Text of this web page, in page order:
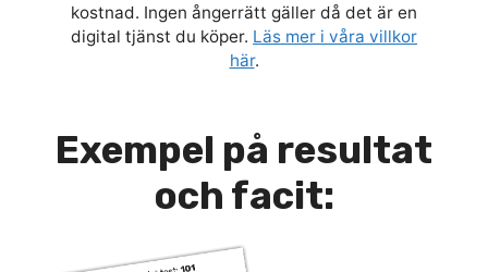
kostnad. Ingen ångerrätt gäller då det är en
digital tjänst du köper. Läs mer i våra villkor
här.
Exempel på resultat
och facit: